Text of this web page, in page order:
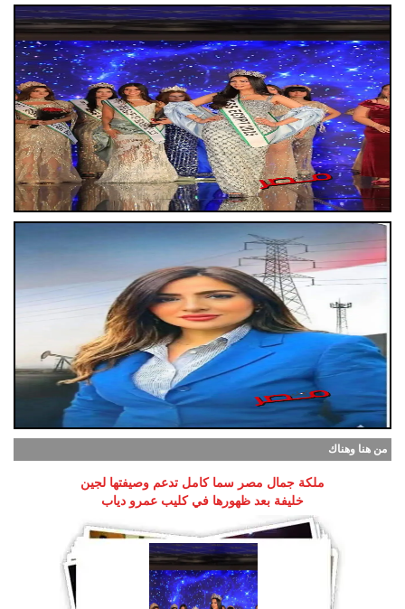
من هنا وهناك
ملكة جمال مصر سما كامل تدعم وصيفتها لجين
خليفة بعد ظهورها في كليب عمرو دياب